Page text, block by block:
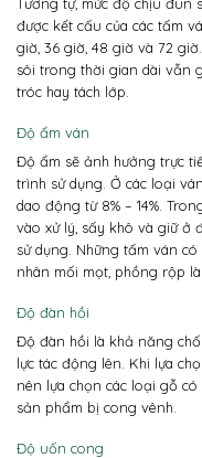
Tương tự, mức độ chịu
được kết cấu của các tấm
giờ, 36 giờ, 48 giờ và 72
sôi trong thời gian dài vẫn
tróc hay tách lớp.
Độ ẩm ván
Độ ẩm sẽ ảnh hưởng trực
trình sử dụng. Ở các loại
dao động từ 8% – 14%.
vào xử lý, sấy khô và giữ ở
sử dụng. Những tấm ván
nhân mối mọt, phồng rộp
Độ đàn hồi
Độ đàn hồi là khả năng
lực tác động lên. Khi lựa
nên lựa chọn các loại gỗ
sản phẩm bị cong vênh.
Độ uốn cong